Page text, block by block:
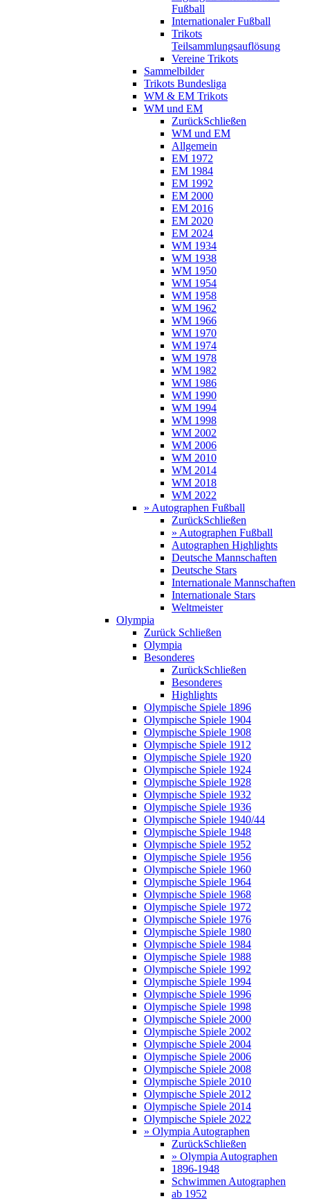
Fußball
Internationaler Fußball
Trikots
Teilsammlungsauflösung
Vereine Trikots
Sammelbilder
Trikots Bundesliga
WM & EM Trikots
WM und EM
ZurückSchließen
WM und EM
Allgemein
EM 1972
EM 1984
EM 1992
EM 2000
EM 2016
EM 2020
EM 2024
WM 1934
WM 1938
WM 1950
WM 1954
WM 1958
WM 1962
WM 1966
WM 1970
WM 1974
WM 1978
WM 1982
WM 1986
WM 1990
WM 1994
WM 1998
WM 2002
WM 2006
WM 2010
WM 2014
WM 2018
WM 2022
» Autographen Fußball
ZurückSchließen
» Autographen Fußball
Autographen Highlights
Deutsche Mannschaften
Deutsche Stars
Internationale Mannschaften
Internationale Stars
Weltmeister
Olympia
Zurück Schließen
Olympia
Besonderes
ZurückSchließen
Besonderes
Highlights
Olympische Spiele 1896
Olympische Spiele 1904
Olympische Spiele 1908
Olympische Spiele 1912
Olympische Spiele 1920
Olympische Spiele 1924
Olympische Spiele 1928
Olympische Spiele 1932
Olympische Spiele 1936
Olympische Spiele 1940/44
Olympische Spiele 1948
Olympische Spiele 1952
Olympische Spiele 1956
Olympische Spiele 1960
Olympische Spiele 1964
Olympische Spiele 1968
Olympische Spiele 1972
Olympische Spiele 1976
Olympische Spiele 1980
Olympische Spiele 1984
Olympische Spiele 1988
Olympische Spiele 1992
Olympische Spiele 1994
Olympische Spiele 1996
Olympische Spiele 1998
Olympische Spiele 2000
Olympische Spiele 2002
Olympische Spiele 2004
Olympische Spiele 2006
Olympische Spiele 2008
Olympische Spiele 2010
Olympische Spiele 2012
Olympische Spiele 2014
Olympische Spiele 2022
» Olympia Autographen
ZurückSchließen
» Olympia Autographen
1896-1948
Schwimmen Autographen
ab 1952